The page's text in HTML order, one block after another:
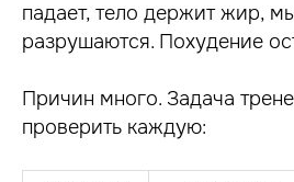
падает, тело держит жир,
разрушаются. Похудение
Причин много. Задача
проверить каждую: